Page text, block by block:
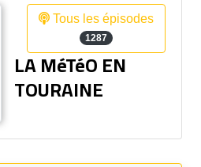
Tous les épisodes
1287
LA MéTéO EN
TOURAINE